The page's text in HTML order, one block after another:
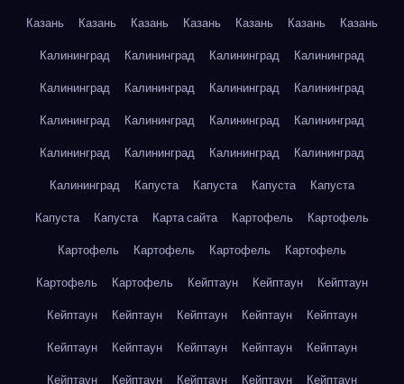
Казань
Казань Казань Казань Казань Казань
Казань
Калининград
Калининград Калининград
Калининград
Калининград
Калининград Калининград
Калининград
Калининград
Калининград Калининград
Калининград
Калининград
Калининград Калининград
Калининград
Калининград
Капуста Капуста Капуста
Капуста
Капуста
Капуста Карта сайта Картофель
Картофель
Картофель
Картофель Картофель
Картофель
Картофель
Картофель Кейптаун Кейптаун
Кейптаун
Кейптаун
Кейптаун Кейптаун Кейптаун
Кейптаун
Кейптаун
Кейптаун Кейптаун Кейптаун
Кейптаун
Кейптаун
Кейптаун Кейптаун Кейптаун
Кейптаун